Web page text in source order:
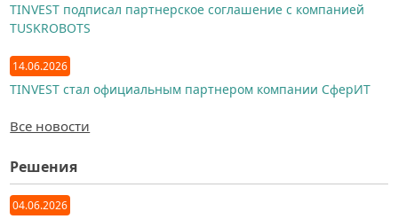
TINVEST подписал партнерское соглашение с компанией
TUSKROBOTS
14.06.2026
TINVEST стал официальным партнером компании СферИТ
Все новости
Решения
04.06.2026